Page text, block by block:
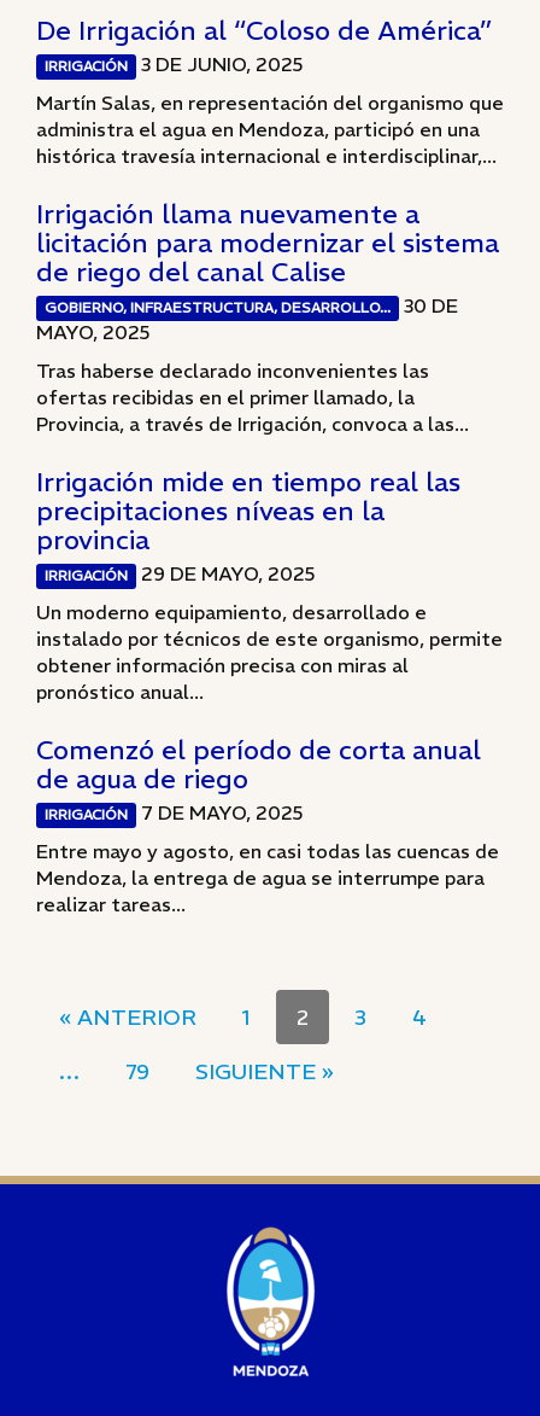
De Irrigación al “Coloso de América”
IRRIGACIÓN
3 DE JUNIO, 2025
Martín Salas, en representación del organismo que
administra el agua en Mendoza, participó en una
histórica travesía internacional e interdisciplinar,...
Irrigación llama nuevamente a
licitación para modernizar el sistema
de riego del canal Calise
GOBIERNO, INFRAESTRUCTURA, DESARROLLO...
30 DE
MAYO, 2025
Tras haberse declarado inconvenientes las
ofertas recibidas en el primer llamado, la
Provincia, a través de Irrigación, convoca a las...
Irrigación mide en tiempo real las
precipitaciones níveas en la
provincia
IRRIGACIÓN
29 DE MAYO, 2025
Un moderno equipamiento, desarrollado e
instalado por técnicos de este organismo, permite
obtener información precisa con miras al
pronóstico anual...
Comenzó el período de corta anual
de agua de riego
IRRIGACIÓN
7 DE MAYO, 2025
Entre mayo y agosto, en casi todas las cuencas de
Mendoza, la entrega de agua se interrumpe para
realizar tareas...
« ANTERIOR 1 2 3
4
…
79 SIGUIENTE »